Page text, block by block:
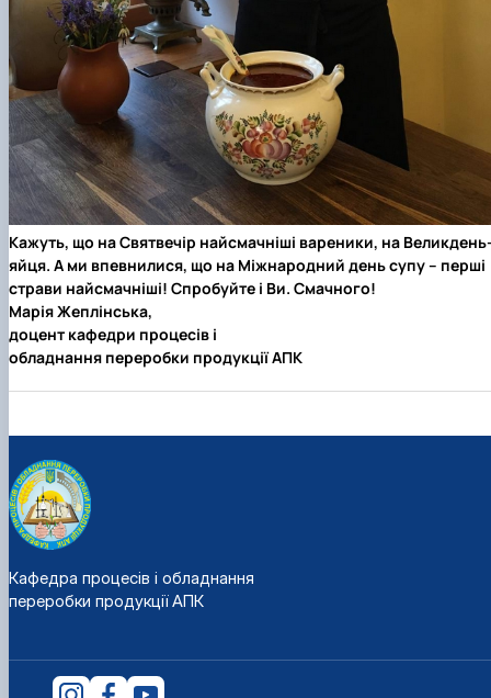
Кажуть, що на Святвечір найсмачніші вареники, на
яйця. А ми впевнилися, що на Міжнародний день супу – перші
страви найсмачніші! Спробуйте і Ви. Смачного!
Марія Жеплінська,
доцент кафедри процесів і
обладнання переробки продукції АПК
Кафедра процесів і обладнання
переробки продукції АПК